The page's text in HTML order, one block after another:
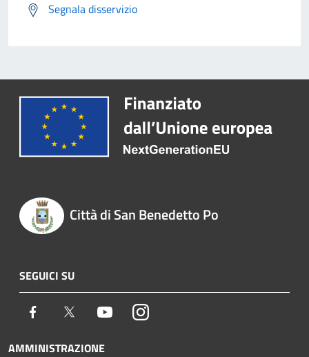
Segnala disservizio
Città di San Benedetto Po
SEGUICI SU
Facebook Twitter YoutubeInstagram
AMMINISTRAZIONE